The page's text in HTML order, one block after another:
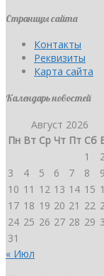
Страницы сайта
Контакты
Реквизиты
Карта сайта
Календарь новостей
Август 2026
Пн Вт Ср Чт Пт Сб
1
2
3
4 5 6 7 8
9
10 11 12 13 14 15
17 18 19 20 21 22
24 25 26 27 28 29
31
« Июл